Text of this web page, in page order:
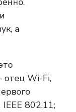
а
Wi-Fi,
802.11;